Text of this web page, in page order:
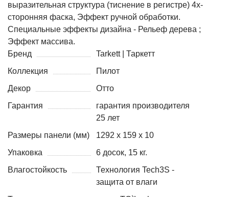
выразительная структура (тиснение в регистре) 4х-
сторонняя фаска, Эффект ручной обработки.
Специальные эффекты дизайна - Рельеф дерева ;
Эффект массива.
Бренд
Tarkett | Таркетт
Коллекция
Пилот
Декор
Отто
Гарантия
гарантия производителя
25 лет
Размеры панели (мм)
1292 х 159 х 10
Упаковка
6 досок, 15 кг.
Влагостойкость
Технология Tech3S -
защита от влаги